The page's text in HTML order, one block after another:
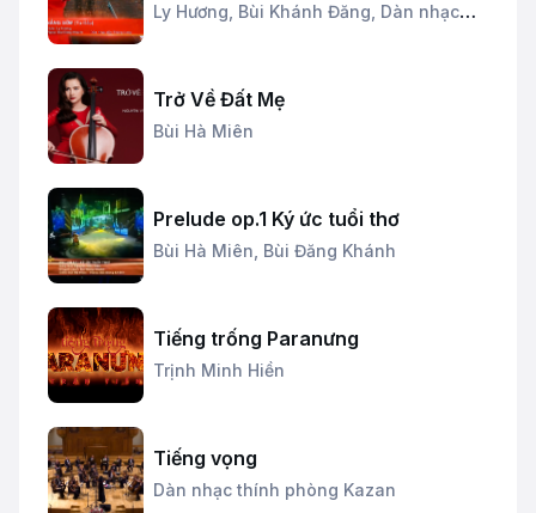
Ly Hương, Bùi Khánh Đăng, Dàn nhạc
Trở Về Đất Mẹ
Bùi Hà Miên
Prelude op.1 Ký ức tuổi thơ
Bùi Hà Miên, Bùi Đăng Khánh
Tiếng trống Paranưng
Trịnh Minh Hiền
Tiếng vọng
Dàn nhạc thính phòng Kazan